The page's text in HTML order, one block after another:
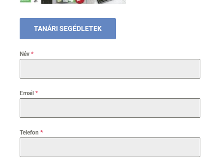
TANÁRI SEGÉDLETEK
Név *
Email *
Telefon *